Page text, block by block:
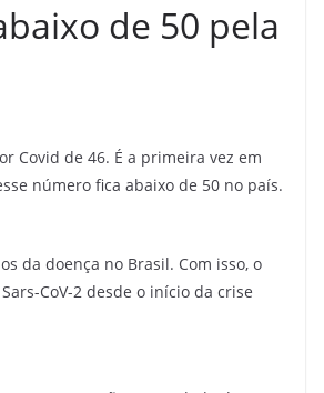
de 50 pela
Covid de 46. É a primeira vez em
número fica abaixo de 50 no país.
da doença no Brasil. Com isso, o
CoV-2 desde o início da crise